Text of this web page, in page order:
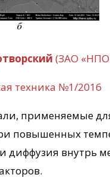
(ЗАО «НПО
техника №1/2016
применяемые
повышенных
диффузия внутрь